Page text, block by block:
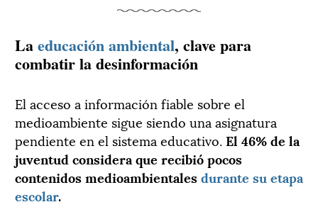
Laeducación ambiental, clave para
combatir la desinformación
El acceso a información fiable sobre el
medioambiente sigue siendo una asignatura
pendiente en el sistema educativo.El 46% de la
juventud considera que recibió pocos
contenidos medioambientalesdurante su etapa
escolar.